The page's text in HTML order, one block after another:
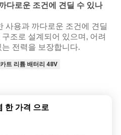
다로운 조건에 견딜 수 있나
사용과 까다로운 조건에 견딜
조로 설계되어 있으며, 어려
전력을 보장합니다.
트 리튬 배터리 48V
한 가격 으로